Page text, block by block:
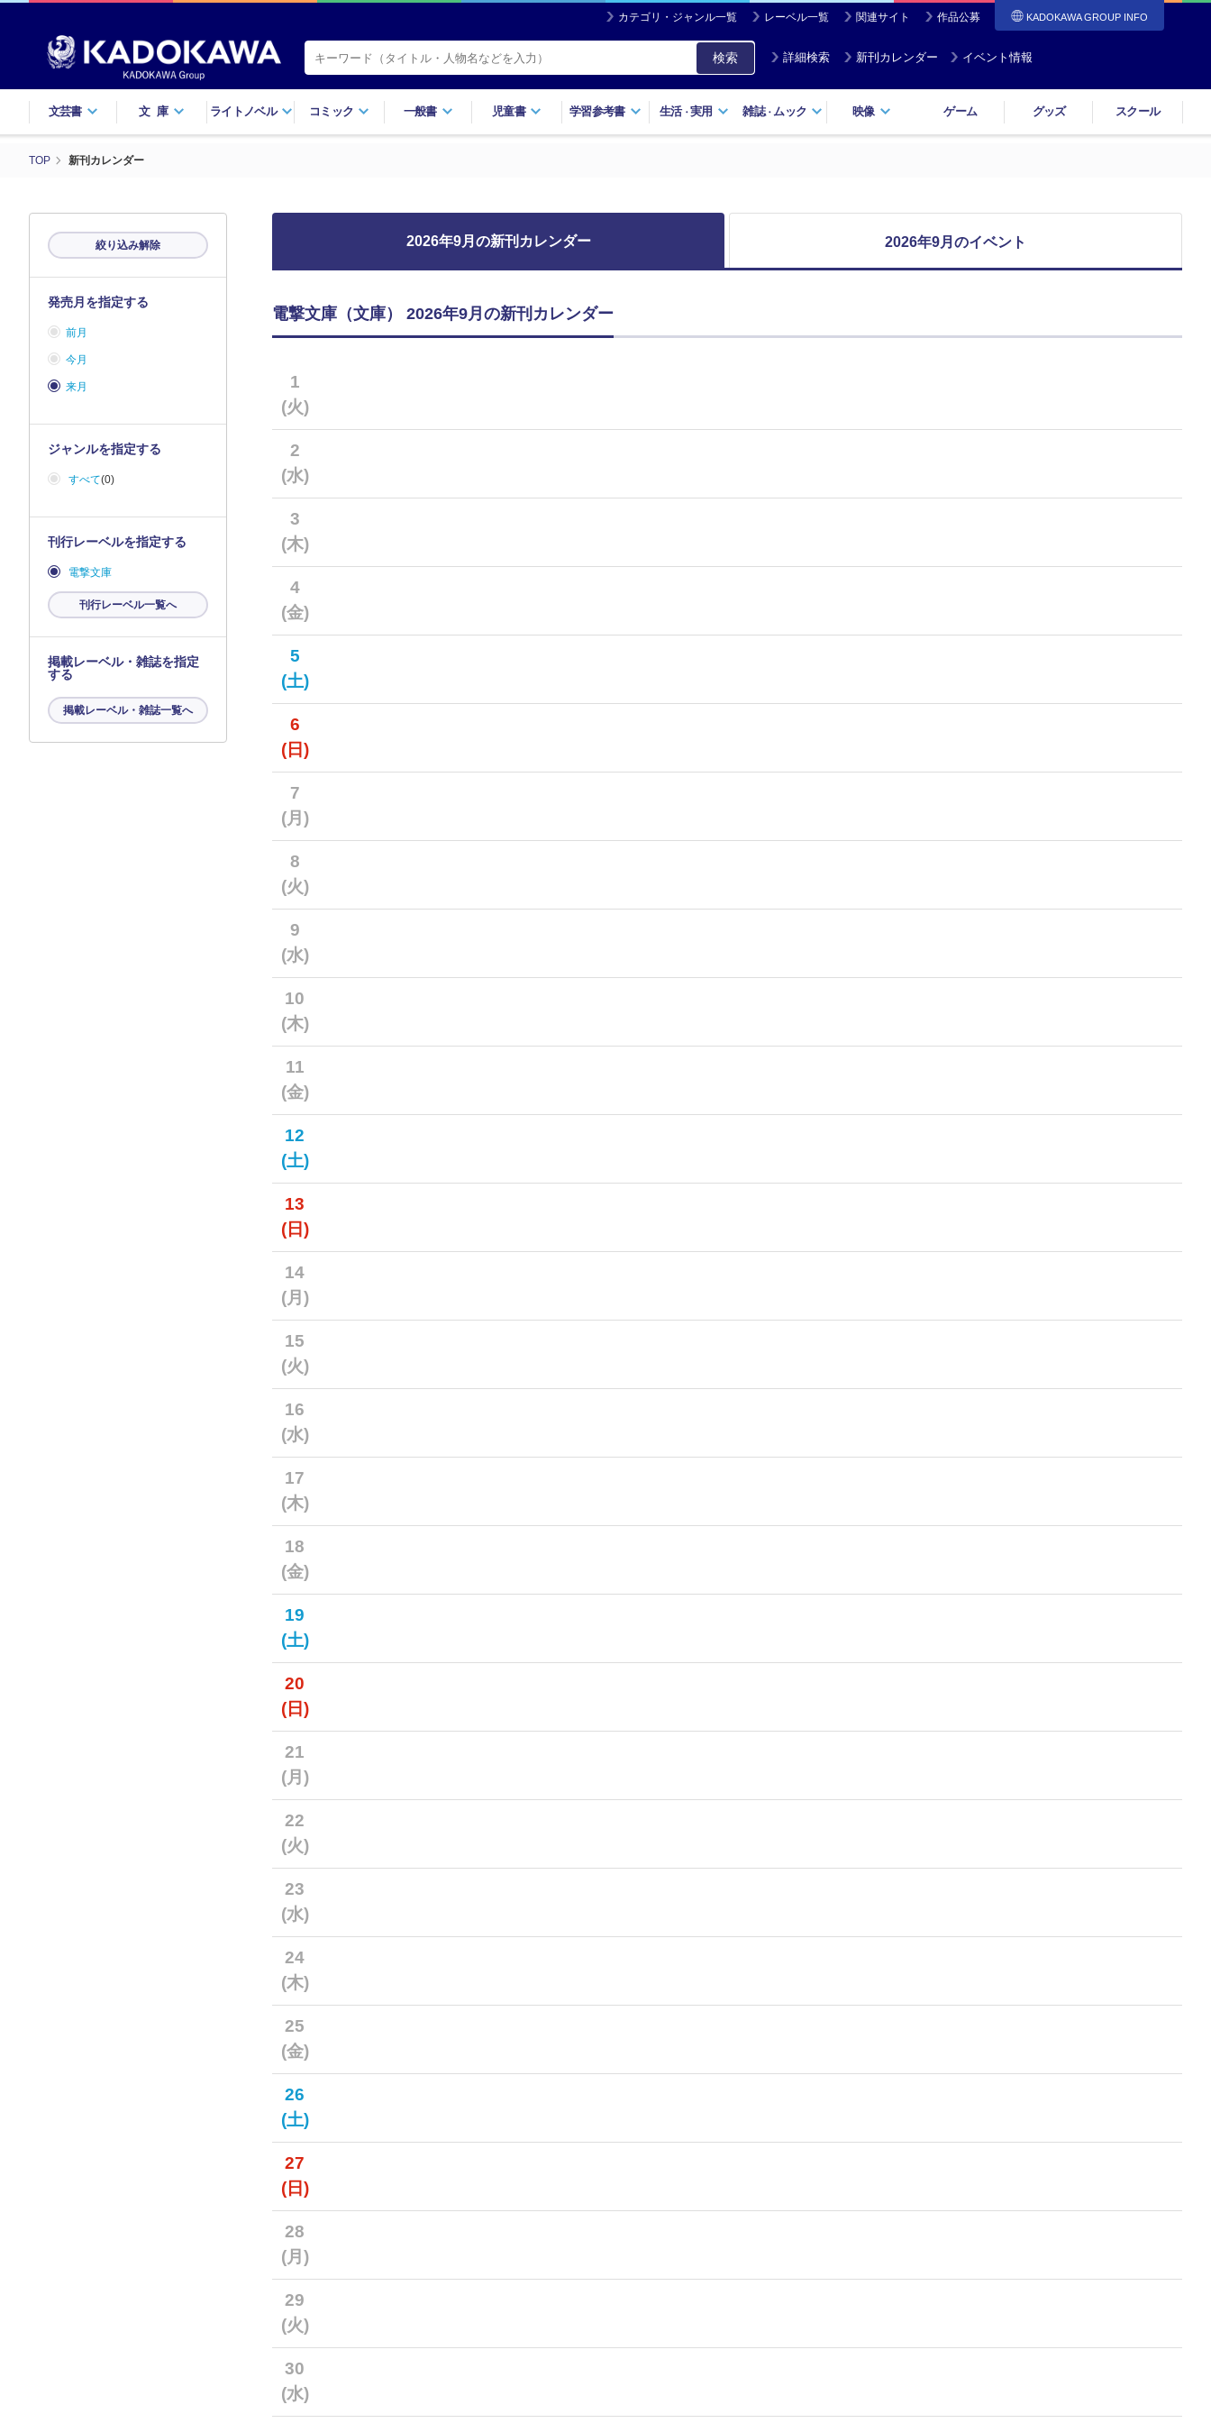
カテゴリ・ジャンル一覧 レーベル一覧 関連サイト 作品公募 KADOKAWA GROUP INFO
検索 詳細検索 新刊カレンダー イベント情報
文芸書 文庫 ライトノベル コミック 一般書 児童書 学習参考書 生活・実用 雑誌・ ムック 映像 ゲーム グッズ スクール
TOP 新刊カレンダー
2026年9月の新刊カレンダー 2026年9月のイベント
電撃文庫（文庫） 2026年9月の新刊カレンダー
1
(火)
2
(水)
3
(木)
4
(金)
5
(土)
6
(日)
7
(月)
8
(火)
9
(水)
10
(木)
11
(金)
12
(土)
13
(日)
14
(月)
15
(火)
16
(水)
17
(木)
18
(金)
19
(土)
20
(日)
21
(月)
22
(火)
23
(水)
24
(木)
25
(金)
26
(土)
27
(日)
28
(月)
29
(火)
30
(水)
絞り込み解除
発売月を指定する
前月
今月
来月
ジャンルを指定する
すべて(0)
刊行レーベルを指定する
電撃文庫
刊行レーベル一覧へ
掲載レーベル・雑誌を指定
する
掲載レーベル・雑誌一覧へ